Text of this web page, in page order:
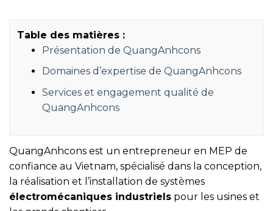
Table des matières :
Présentation de QuangAnhcons
Domaines d’expertise de QuangAnhcons
Services et engagement qualité de
QuangAnhcons
QuangAnhcons est un entrepreneur en MEP de
confiance au Vietnam, spécialisé dans la conception,
la réalisation et l’installation de systèmes
électromécaniques industriels pour les usines et